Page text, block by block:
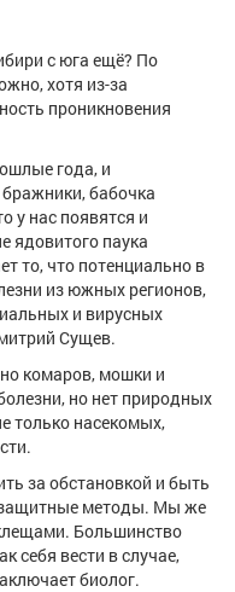
с юга ещё? По
хотя из-за
проникновения
года, и
бабочка
у нас появятся и
ядовитого паука
то, что потенциально в
из южных регионов,
и вирусных
Сущев.
комаров, мошки и
но нет природных
только насекомых,
за обстановкой и быть
методы. Мы же
Большинство
себя вести в случае,
биолог.